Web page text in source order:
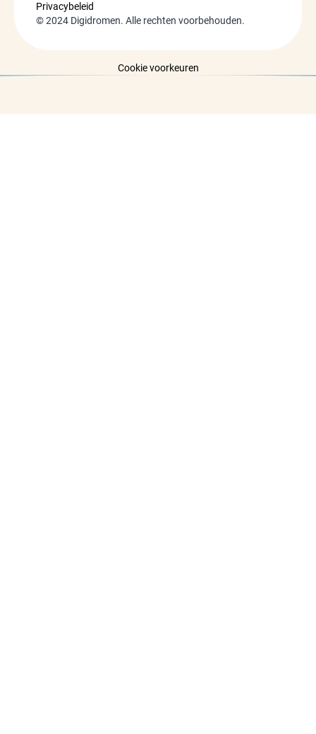
Privacybeleid
©2024 Digidromen. Alle rechten voorbehouden.
Cookie voorkeuren